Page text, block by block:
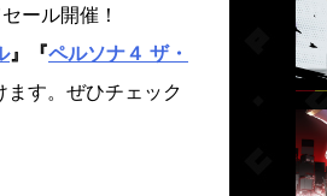
ール開催！
』『ペルソナ４ ザ・
ます。ぜひチェック